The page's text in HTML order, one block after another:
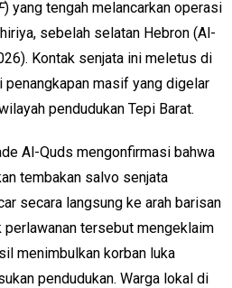
) yang tengah melancarkan operasi
sebelah selatan Hebron (Al-
Kontak senjata ini meletus di
masif yang digelar
pendudukan Tepi Barat.
Al-Quds mengonfirmasi bahwa
tembakan salvo senjata
secara langsung ke arah barisan
tersebut mengeklaim
menimbulkan korban luka
pendudukan. Warga lokal di